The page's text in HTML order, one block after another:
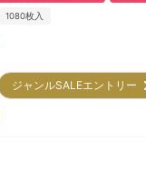
1080枚入
ジャンルSALEエントリー